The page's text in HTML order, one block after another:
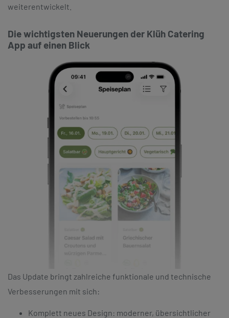
weiterentwickelt.
Die wichtigsten Neuerungen der Klüh Catering
App auf einen Blick
Das Update bringt zahlreiche funktionale und technische
Verbesserungen mit sich:
Komplett neues Design: moderner, übersichtlicher